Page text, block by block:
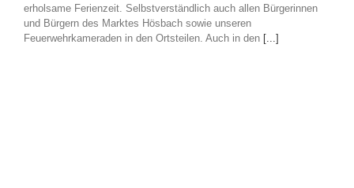
erholsame Ferienzeit. Selbstverständlich auch allen Bürgerinnen
und Bürgern des Marktes Hösbach sowie unseren
Feuerwehrkameraden in den Ortsteilen. Auch in den [...]